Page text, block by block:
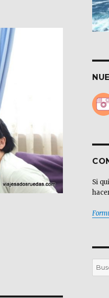
Si
por: